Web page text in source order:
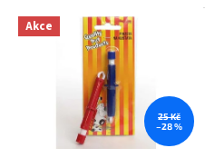
V Akce
25 Kč
–28 %